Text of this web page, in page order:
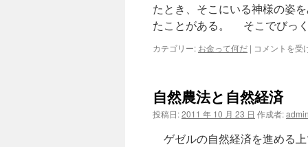
たとき、そこにいる神様の姿
たことがある。 そこでびっ
カテゴリー: お金って何だ | 神
は
コメントを受
自然農法と自然経済
投稿日:2011 年 10 月 23 日 作成者:
ゲゼルの自然経済を進める